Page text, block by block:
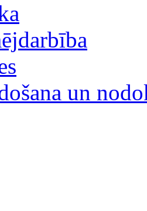
un